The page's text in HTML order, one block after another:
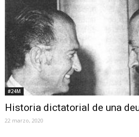
#24M
Historia dictatorial de una
22 marzo, 2020